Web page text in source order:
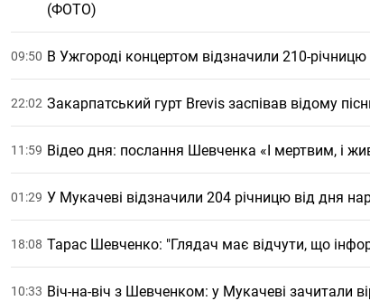
(ФОТО)
09:50 В Ужгороді концертом відзначили 210-
22:02 Закарпатський гурт Brevis заспівав відому
11:59 Відео дня: послання Шевченка «І мертвим, і
01:29 У Мукачеві відзначили 204 річницю від дня
18:08 Тарас Шевченко: "Глядач має відчути, що
10:33 Віч-на-віч з Шевченком: у Мукачеві зачитали